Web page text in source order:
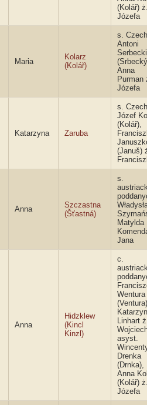
(Kolář)
Józefa
Maria
Kolarz
(Kolář)
s.
Antoni
Serbecki
Anna
Purman
Józefa
Katarzyna Zaruba
s.
Józef
(Kolář),
(Januš)
Anna
Szczastna
(Šťastná)
s.
Matylda
Jana
Anna
Hidzklew
(Kincl
Kinzl)
c.
Wentura
Linhart
asyst.
Drenka
(Drnka),
Anna
(Kolář)
Józefa